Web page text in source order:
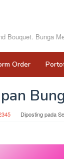
Bouquet. Bunga
Order
Diposting pada